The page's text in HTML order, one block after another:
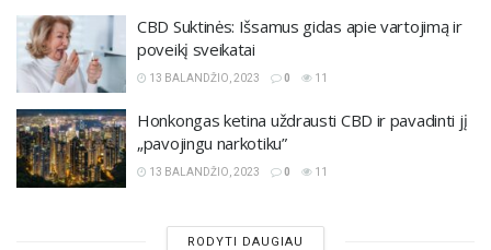
CBD Suktinės: Išsamus gidas apie vartojimą ir
poveikį sveikatai
13 BALANDŽIO, 2023 0 11
Honkongas ketina uždrausti CBD ir pavadinti jį
„pavojingu narkotiku”
13 BALANDŽIO, 2023 0 11
RODYTI DAUGIAU